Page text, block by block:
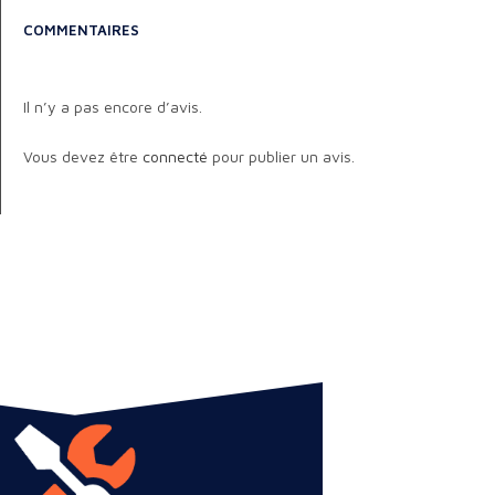
COMMENTAIRES
Il n’y a pas encore d’avis.
Vous devez être connecté pour publier un avis.